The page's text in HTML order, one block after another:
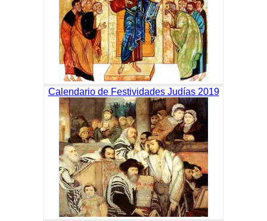
Calendario de Festividades Judías 2019